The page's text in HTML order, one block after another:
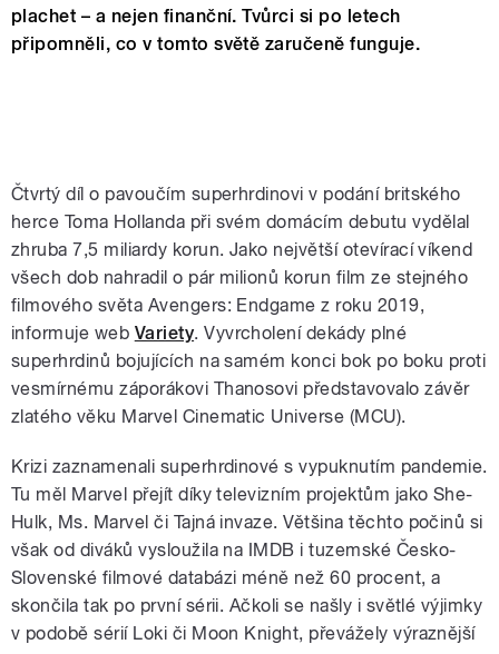
plachet – a nejen finanční. Tvůrci si po letech
připomněli, co v tomto světě zaručeně funguje.
Čtvrtý díl o pavoučím superhrdinovi v podání britského
herce Toma Hollanda při svém domácím debutu vydělal
zhruba 7,5 miliardy korun. Jako největší otevírací víkend
všech dob nahradil o pár milionů korun film ze stejného
filmového světa Avengers: Endgame z roku 2019,
informuje web Variety. Vyvrcholení dekády plné
superhrdinů bojujících na samém konci bok po boku proti
vesmírnému záporákovi Thanosovi představovalo závěr
zlatého věku Marvel Cinematic Universe (MCU).
Krizi zaznamenali superhrdinové s vypuknutím pandemie.
Tu měl Marvel přejít díky televizním projektům jako She-
Hulk, Ms. Marvel či Tajná invaze. Většina těchto počinů si
však od diváků vysloužila na IMDB i tuzemské Česko-
Slovenské filmové databázi méně než 60 procent, a
skončila tak po první sérii. Ačkoli se našly i světlé výjimky
v podobě sérií Loki či Moon Knight, převážely výraznější